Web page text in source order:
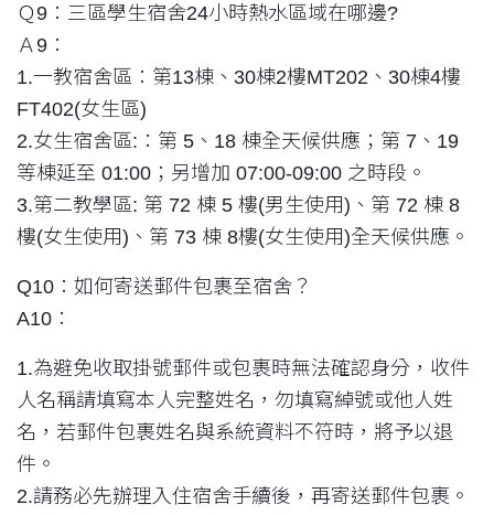
Ｑ9：三區學生宿舍24小時熱水區域在哪邊?
Ａ9：
1.一教宿舍區：第13棟、30棟2樓MT202、30棟4樓
FT402(女生區)
2.女生宿舍區:：第 5、18 棟全天候供應；第 7、19
等棟延至 01:00；另增加 07:00-09:00 之時段。
3.第二教學區: 第 72 棟 5 樓(男生使用)、第 72 棟 8
樓(女生使用)、第 73 棟 8樓(女生使用)全天候供應。
Q10：如何寄送郵件包裹至宿舍？
A10：
1.為避免收取掛號郵件或包裹時無法確認身分，收件
人名稱請填寫本人完整姓名，勿填寫綽號或他人姓
名，若郵件包裹姓名與系統資料不符時，將予以退
件。
2.請務必先辦理入住宿舍手續後，再寄送郵件包裹。